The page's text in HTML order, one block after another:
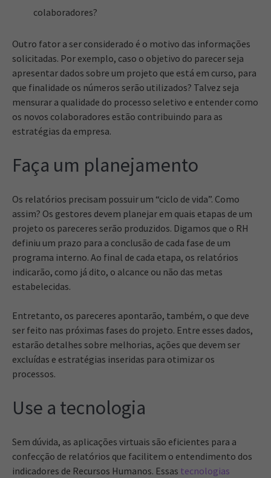
colaboradores?
Outro fator a ser considerado é o motivo das informações
solicitadas. Por exemplo, caso o objetivo do parecer seja
apresentar dados sobre um projeto que está em curso, para
que finalidade os números serão utilizados? Talvez seja
mensurar a qualidade do processo seletivo e entender como
os novos colaboradores estão contribuindo para as
estratégias da empresa.
Faça um planejamento
Os relatórios precisam possuir um “ciclo de vida”. Como
assim? Os gestores devem planejar em quais etapas de um
projeto os pareceres serão produzidos. Digamos que o RH
definiu um prazo para a conclusão de cada fase de um
programa interno. Ao final de cada etapa, os relatórios
indicarão, como já dito, o alcance ou não das metas
estabelecidas.
Entretanto, os pareceres apontarão, também, o que deve
ser feito nas próximas fases do projeto. Entre esses dados,
estarão detalhes sobre melhorias, ações que devem ser
excluídas e estratégias inseridas para otimizar os
processos.
Use a tecnologia
Sem dúvida, as aplicações virtuais são eficientes para a
confecção de relatórios que facilitem o entendimento dos
indicadores de Recursos Humanos. Essas tecnologias